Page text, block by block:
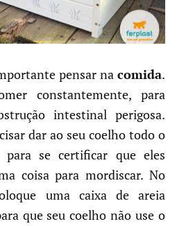
pensar na comida.
constantemente, para
intestinal perigosa.
dar ao seu coelho todo o
se certificar que eles
coisa para mordiscar. No
uma caixa de areia
que seu coelho não use o